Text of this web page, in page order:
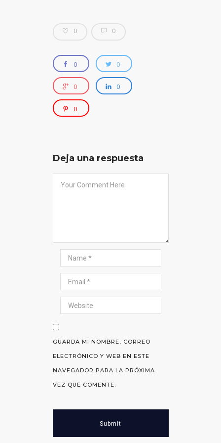
0 0
0 0
0 0
0
Deja una respuesta
GUARDA MI NOMBRE, CORREO
ELECTRÓNICO Y WEB EN ESTE
NAVEGADOR PARA LA PRÓXIMA
VEZ QUE COMENTE.